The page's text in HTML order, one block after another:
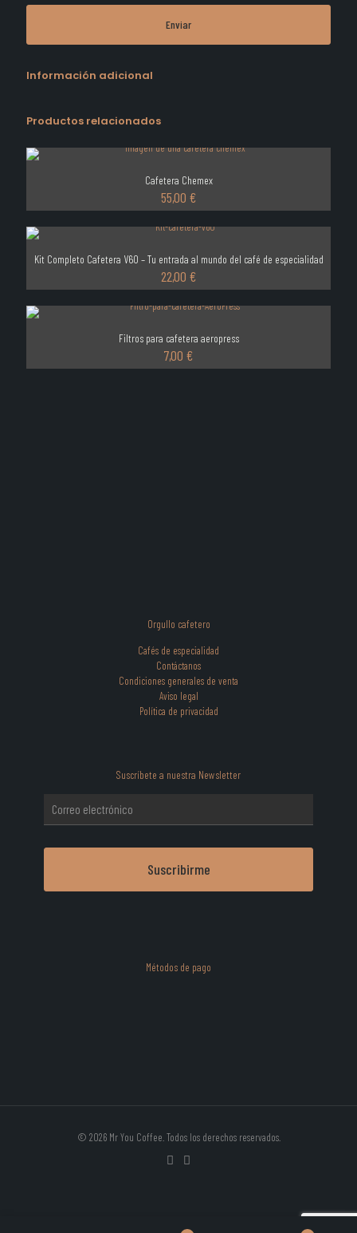
Información adicional
Productos relacionados
Cafetera Chemex
55,00 €
Kit Completo Cafetera V60 – Tu entrada al mundo del café de especialidad
22,00 €
Filtros para cafetera aeropress
7,00 €
Orgullo cafetero
Cafés de especialidad
Contáctanos
Condiciones generales de venta
Aviso legal
Política de privacidad
Suscríbete a nuestra Newsletter
Métodos de pago
© 2026 Mr You Coffee. Todos los derechos reservados.